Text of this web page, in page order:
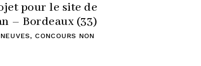
pour le site de
– Bordeaux (33)
, CONCOURS NON